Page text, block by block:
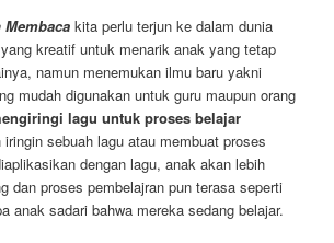
kita perlu terjun ke dalam dunia
kreatif untuk menarik anak yang tetap
namun menemukan ilmu baru yakni
mudah digunakan untuk guru maupun orang
lagu untuk proses belajar
iringin sebuah lagu atau membuat proses
dengan lagu, anak akan lebih
dan proses pembelajran pun terasa seperti
anak sadari bahwa mereka sedang belajar.